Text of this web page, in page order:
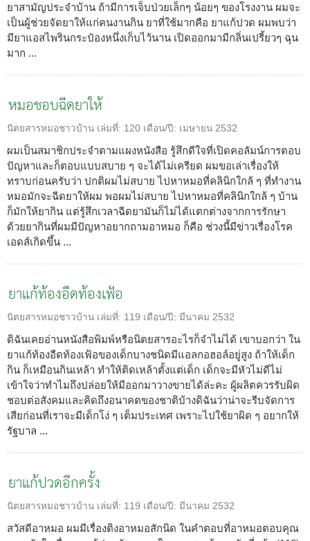
ยาสามัญประจำบ้าน ถ้ามีการเจ็บป่วยเล็กๆ น้อยๆ ของโรงงาน ผมจะ
เป็นผู้ช่วยจัดยาให้แก่คนงานกิน ยาที่ใช้มากคือ ยาแก้ปวด ผมพบว่า
มียาแอสไพรินกระป๋องหนึ่งเก็บไว้นาน เปิดออกมามีกลิ่นเปรี้ยวๆ ฉุน
มาก ...
หมอชอบฉีดยาให้
นิตยสารหมอชาวบ้าน เล่มที่: 120 เดือน/ปี: เมษายน 2532
ผมเป็นสมาชิกประจำตามแผงหนังสือ รู้สึกดีใจที่เปิดคอลัมน์การตอบ
ปัญหาและก็ตอบแบบสบาย ๆ จะได้ไม่เครียด ผมขอเล่าเรื่องให้
ทราบก่อนครับว่า ปกติผมไม่สบาย ไปหาหมอที่คลินิกใกล้ ๆ ที่ทำงาน
หมอมักจะฉีดยาให้ผม พอผมไม่สบาย ไปหาหมอที่คลินิกใกล้ ๆ บ้าน
ก็มักให้ยากิน แต่รู้สึกเวลาฉีดยามันก็ไม่ได้แตกต่างจากการรักษา
ด้วยยากินที่ผมมีปัญหาอยากถามอาหมอ ก็คือ ช่วงนี้มีข่าวเรื่องโรค
เอดส์เกิดขึ้น ...
ยาแก้ท้องอืดท้องเฟ้อ
นิตยสารหมอชาวบ้าน เล่มที่: 119 เดือน/ปี: มีนาคม 2532
ดิฉันเคยอ่านหนังสือพิมพ์หรือนิตยสารอะไรก็จำไม่ได้ เขาบอกว่า ใน
ยาแก้ท้องอืดท้องเฟ้อของเด็กบางชนิดมีแอลกอฮอล์อยู่สูง ถ้าให้เด็ก
กิน ก็เหมือนกินเหล้า ทำให้ติดเหล้าตั้งแต่เด็ก เด็กจะมีหัวไม่ดีไม่
เข้าใจว่าทำไมถึงปล่อยให้มีออกมาวางขายได้ล่ะคะ ผู้ผลิตควรรับผิด
ชอบต่อสังคมและคิดถึงอนาคตของชาติบ้างดิฉันว่าน่าจะรีบจัดการ
เสียก่อนที่เราจะมีเด็กโง่ ๆ เต็มประเทศ เพราะไปใช้ยาผิด ๆ อยากให้
รัฐบาล ...
ยาแก้ปวดอีกครั้ง
นิตยสารหมอชาวบ้าน เล่มที่: 119 เดือน/ปี: มีนาคม 2532
สวัสดีอาหมอ ผมมีเรื่องติงอาหมอสักนิด ในคำตอบที่อาหมอตอบคุณ